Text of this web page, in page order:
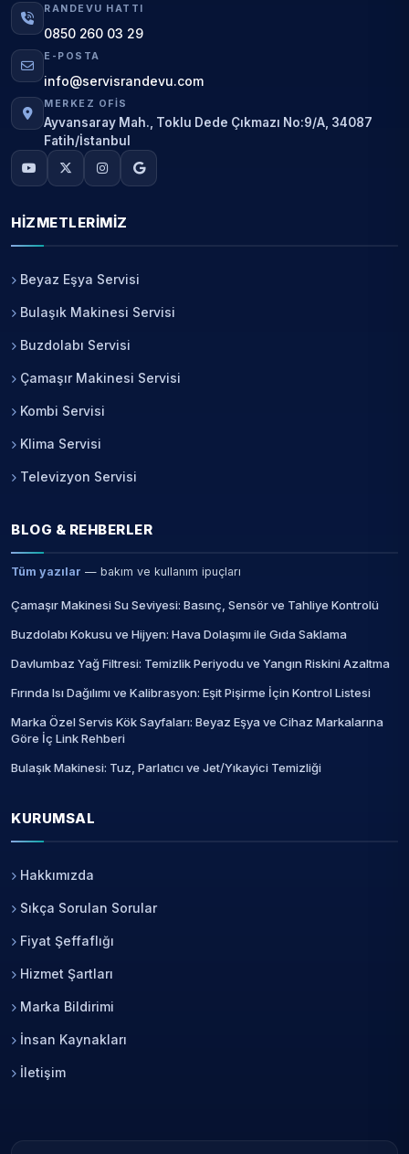
RANDEVU HATTI
0850 260 03 29
E-POSTA
info@servisrandevu.com
MERKEZ OFIS
Ayvansaray Mah., Toklu Dede Çıkmazı No:9/A, 34087
Fatih/İstanbul
HIZMETLERIMIZ
Beyaz Eşya Servisi
Bulaşık Makinesi Servisi
Buzdolabı Servisi
Çamaşır Makinesi Servisi
Kombi Servisi
Klima Servisi
Televizyon Servisi
BLOG & REHBERLER
Tüm yazılar — bakım ve kullanım ipuçları
Çamaşır Makinesi Su Seviyesi: Basınç, Sensör ve Tahliye Kontrolü
Buzdolabı Kokusu ve Hijyen: Hava Dolaşımı ile Gıda Saklama
Davlumbaz Yağ Filtresi: Temizlik Periyodu ve Yangın Riskini Azaltma
Fırında Isı Dağılımı ve Kalibrasyon: Eşit Pişirme İçin Kontrol Listesi
Marka Özel Servis Kök Sayfaları: Beyaz Eşya ve Cihaz Markalarına
Göre İç Link Rehberi
Bulaşık Makinesi: Tuz, Parlatıcı ve Jet/Yıkayici Temizliği
KURUMSAL
Hakkımızda
Sıkça Sorulan Sorular
Fiyat Şeffaflığı
Hizmet Şartları
Marka Bildirimi
İnsan Kaynakları
İletişim